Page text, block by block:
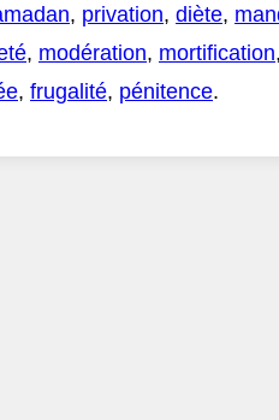
, privation, diète,
, modération, mortification,
, frugalité, pénitence.